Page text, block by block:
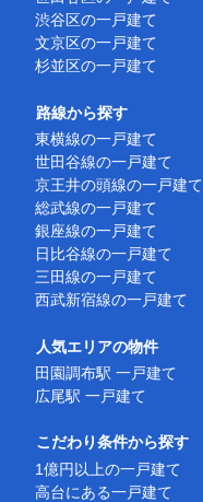
渋谷区の一戸建て
文京区の一戸建て
杉並区の一戸建て
路線から探す
東横線の一戸建て
世田谷線の一戸建て
京王井の頭線の一戸建て
総武線の一戸建て
銀座線の一戸建て
日比谷線の一戸建て
三田線の一戸建て
西武新宿線の一戸建て
人気エリアの物件
田園調布駅 一戸建て
広尾駅 一戸建て
こだわり条件から探す
1億円以上の一戸建て
高台にある一戸建て